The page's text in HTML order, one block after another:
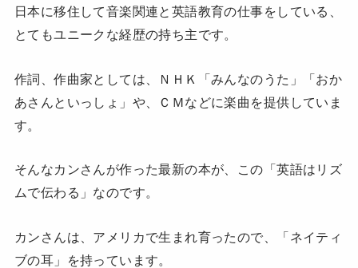
日本に移住して音楽関連と英語教育の仕事をしている、
とてもユニークな経歴の持ち主です。
作詞、作曲家としては、ＮＨＫ「みんなのうた」「おか
あさんといっしょ」や、ＣＭなどに楽曲を提供していま
す。
そんなカンさんが作った最新の本が、この「英語はリズ
ムで伝わる」なのです。
カンさんは、アメリカで生まれ育ったので、「ネイティ
ブの耳」を持っています。